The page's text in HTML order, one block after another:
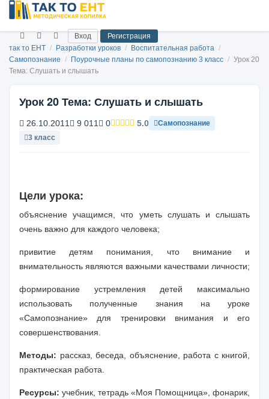
Вход
Регистрация
так то ЕНТ / Разработки уроков / Воспитательная работа /
Самопознание / Поурочные планы по самопознанию 3 класс / Урок 20
Тема: Слушать и слышать
Урок 20 Тема: Слушать и слышать
26.10.2011 9 011 0 5.0
Самопознание
3 класс
Цели урока:
объяснение учащимся, что уметь слушать и слышать
очень важно для каждого человека;
привитие детям понимания, что внимание и
внимательность являются важными качествами личности;
формирование устремления детей максимально
использовать полученные знания на уроке
«Самопознание» для тренировки внимания и его
совершенствования.
Методы: рассказ, беседа, объяснение, работа с книгой,
практическая работа.
Ресурсы: учебник, тетрадь «Моя Помощница», фонарик,